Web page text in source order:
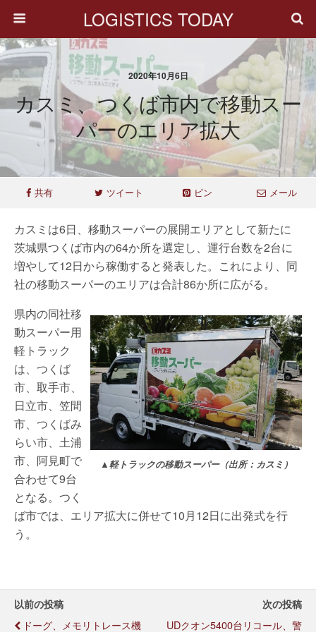
LOGISTICS TODAY
2020年10月6日
カスミ、つくば市内で移動スー
パーのエリア拡大
共有 ツイート ピン メール
カスミは6日、移動スーパーの展開エリアとして新たに
茨城県つくば市内の64か所を選定し、運行台数を2台に
増やして12日から稼働すると発表した。これにより、同
社の移動スーパーのエリアは合計86か所に広がる。
▲軽トラックの移動スーパー（出所：カスミ）
県内の同社移
動スーパー用
軽トラック
は、つくば
市、取手市、
日立市、笠間
市、つくばみ
らい市、土浦
市、阿見町で
合わせて9台
となる。つく
ば市では、エリア拡大に併せて10月12日に出発式を行
う。
以前の投稿
ドーグ、メモリトレース機
次の投稿
UDクオン5400台リコール、警